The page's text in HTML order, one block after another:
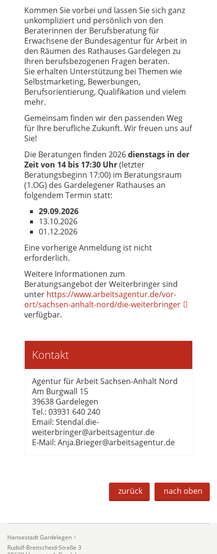
Kommen Sie vorbei und lassen Sie sich ganz
unkompliziert und persönlich von den
Beraterinnen der Berufsberatung für
Erwachsene der Bundesagentur für Arbeit in
den Räumen des Rathauses Gardelegen zu
Ihren berufsbezogenen Fragen beraten.
Sie erhalten Unterstützung bei Themen wie
Selbstmarketing, Bewerbungen,
Berufsorientierung, Qualifikation und vielem
mehr.
Gemeinsam finden wir den passenden Weg
für Ihre berufliche Zukunft. Wir freuen uns auf
Sie!
Die Beratungen finden 2026dienstags in der
Zeit von 14 bis 17:30 Uhr(letzter
Beratungsbeginn 17:00) im Beratungsraum
(1.OG) des Gardelegener Rathauses an
folgendem Termin statt:
29.09.2026
13.10.2026
01.12.2026
Eine vorherige Anmeldung ist nicht
erforderlich.
Weitere Informationen zum
Beratungsangebot der Weiterbringer sind
unter https://www.arbeitsagentur.de/vor-
ort/sachsen-anhalt-nord/die-weiterbringer
verfügbar.
Kontakt
Agentur für Arbeit Sachsen-Anhalt Nord
Am Burgwall 15
39638 Gardelegen
Tel.: 03931 640 240
Email: Stendal.die-
weiterbringer@arbeitsagentur.de
E-Mail: Anja.Brieger@arbeitsagentur.de
zurück nach oben
Hansestadt Gardelegen
Rudolf-Breitscheid-Straße 3